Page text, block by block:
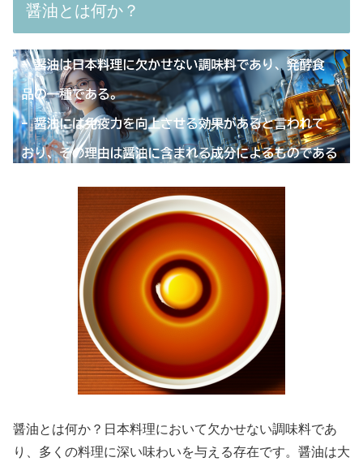
醤油とは何か？
醤油とは何か？日本料理において欠かせない調味料であ
り、多くの料理に深い味わいを与える存在です。醤油は大